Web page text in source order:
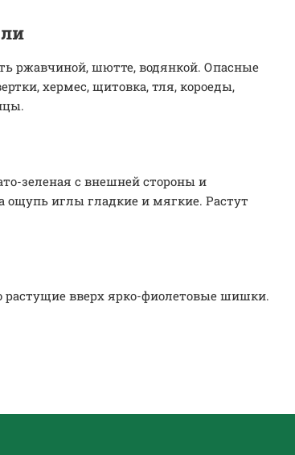
ржавчиной, шютте, водянкой. Опасные
хермес, щитовка, тля, короеды,
зеленая с внешней стороны и
ощупь иглы гладкие и мягкие. Растут
растущие вверх ярко-фиолетовые шишки.